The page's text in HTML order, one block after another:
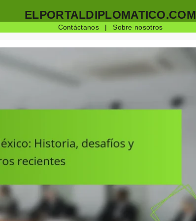
ELPORTALDIPLOMATICO.COM
Contáctanos | Sobre nosotros